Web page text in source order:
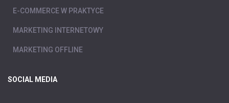
E-COMMERCE W PRAKTYCE
MARKETING INTERNETOWY
MARKETING OFFLINE
SOCIAL MEDIA